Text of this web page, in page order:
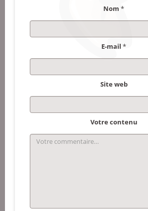
Nom *
E-mail *
Site web
Votre contenu